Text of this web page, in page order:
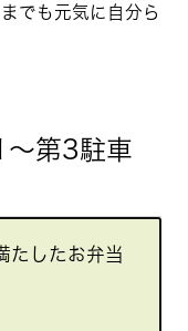
第3駐車
でも元気に自分ら
たしたお弁当